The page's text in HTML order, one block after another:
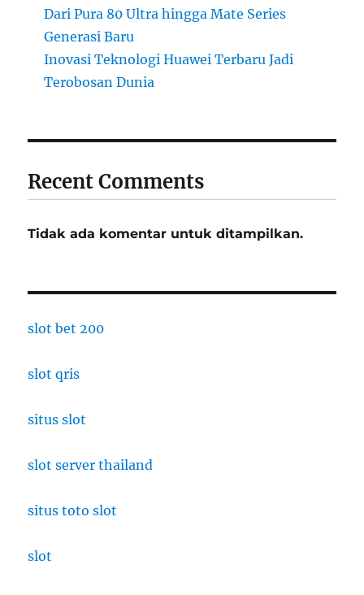
Dari Pura 80 Ultra hingga Mate Series
Generasi Baru
Inovasi Teknologi Huawei Terbaru Jadi
Terobosan Dunia
Recent Comments
Tidak ada komentar untuk ditampilkan.
slot bet 200
slot qris
situs slot
slot server thailand
situs toto slot
slot